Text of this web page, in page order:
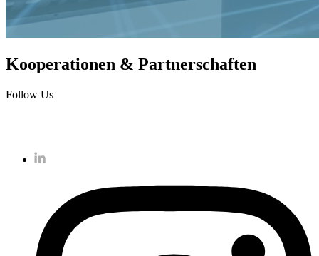
Kooperationen & Partnerschaften
Follow Us